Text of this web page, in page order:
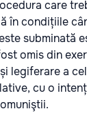
care
în condițiile
subminată
omis din
legiferare a
cu o